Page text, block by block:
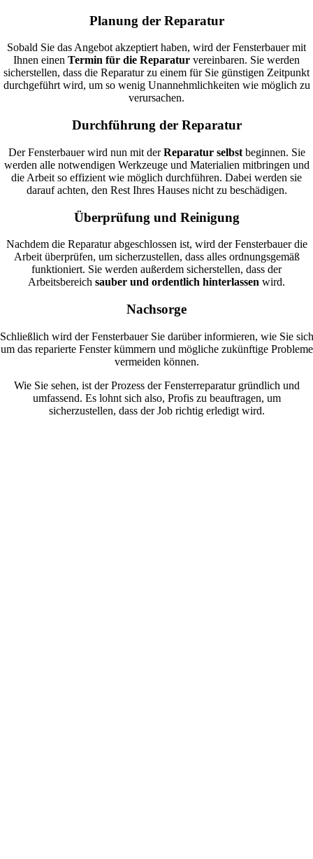
Planung der Reparatur
Sobald Sie das Angebot akzeptiert haben, wird der Fensterbauer mit
Ihnen einen Termin für die Reparatur vereinbaren. Sie werden
sicherstellen, dass die Reparatur zu einem für Sie günstigen Zeitpunkt
durchgeführt wird, um so wenig Unannehmlichkeiten wie möglich zu
verursachen.
Durchführung der Reparatur
Der Fensterbauer wird nun mit derReparatur selbstbeginnen. Sie
werden alle notwendigen Werkzeuge und Materialien mitbringen und
die Arbeit so effizient wie möglich durchführen. Dabei werden sie
darauf achten, den Rest Ihres Hauses nicht zu beschädigen.
Überprüfung und Reinigung
Nachdem die Reparatur abgeschlossen ist, wird der Fensterbauer die
Arbeit überprüfen, um sicherzustellen, dass alles ordnungsgemäß
funktioniert. Sie werden außerdem sicherstellen, dass der
Arbeitsbereich sauber und ordentlich hinterlassen wird.
Nachsorge
Schließlich wird der Fensterbauer Sie darüber informieren, wie Sie sich
um das reparierte Fenster kümmern und mögliche zukünftige Probleme
vermeiden können.
Wie Sie sehen, ist der Prozess der Fensterreparatur gründlich und
umfassend. Es lohnt sich also, Profis zu beauftragen, um
sicherzustellen, dass der Job richtig erledigt wird.